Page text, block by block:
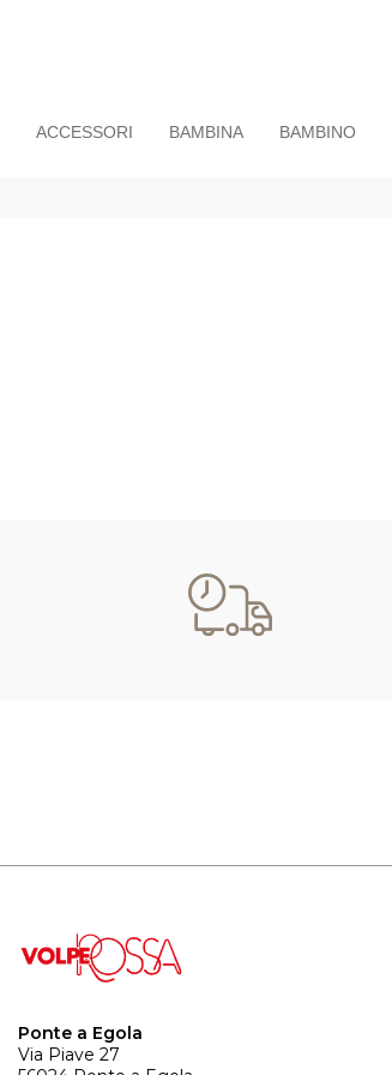
ACCESSORI BAMBINA BAMBINO
Ponte a Egola
Via Piave 27